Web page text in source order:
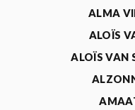
ALMA
ALOÏS
ALOÏS VAN